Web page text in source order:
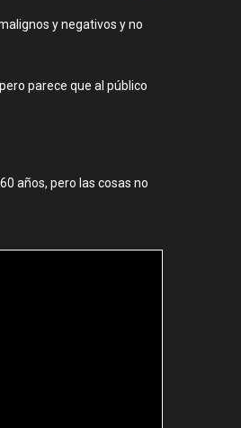
y negativos y no
parece que al público
años, pero las cosas no